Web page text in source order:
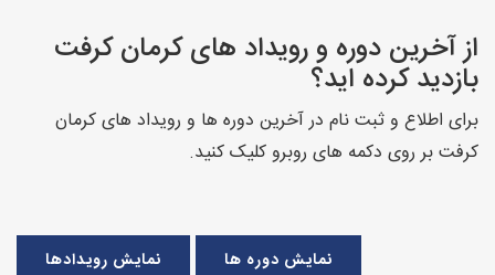
از آخرین دوره و رویداد های کرمان کرفت
بازدید کرده اید؟
برای اطلاع و ثبت نام در آخرین دوره ها و رویداد های کرمان
کرفت بر روی دکمه های روبرو کلیک کنید.
نمایش دوره ها نمایش رویدادها